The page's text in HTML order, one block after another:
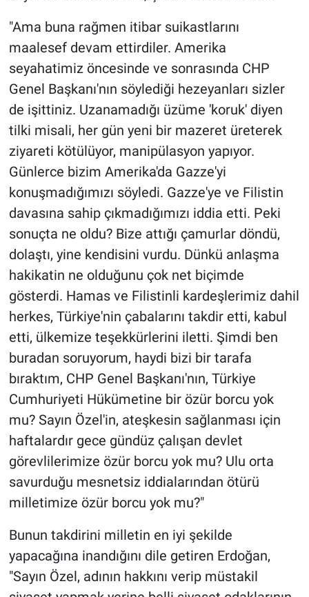
"Ama buna rağmen itibar suikastlarını
maalesef devam ettirdiler. Amerika
seyahatimiz öncesinde ve sonrasında CHP
Genel Başkanı'nın söylediği hezeyanları sizler
de işittiniz. Uzanamadığı üzüme 'koruk' diyen
tilki misali, her gün yeni bir mazeret üreterek
ziyareti kötülüyor, manipülasyon yapıyor.
Günlerce bizim Amerika'da Gazze'yi
konuşmadığımızı söyledi. Gazze'ye ve Filistin
davasına sahip çıkmadığımızı iddia etti. Peki
sonuçta ne oldu? Bize attığı çamurlar döndü,
dolaştı, yine kendisini vurdu. Dünkü anlaşma
hakikatin ne olduğunu çok net biçimde
gösterdi. Hamas ve Filistinli kardeşlerimiz dahil
herkes, Türkiye'nin çabalarını takdir etti, kabul
etti, ülkemize teşekkürlerini iletti. Şimdi ben
buradan soruyorum, haydi bizi bir tarafa
bıraktım, CHP Genel Başkanı'nın, Türkiye
Cumhuriyeti Hükümetine bir özür borcu yok
mu? Sayın Özel'in, ateşkesin sağlanması için
haftalardır gece gündüz çalışan devlet
görevlilerimize özür borcu yok mu? Ulu orta
savurduğu mesnetsiz iddialarından ötürü
milletimize özür borcu yok mu?"
Bunun takdirini milletin en iyi şekilde
yapacağına inandığını dile getiren Erdoğan,
"Sayın Özel, adının hakkını verip müstakil